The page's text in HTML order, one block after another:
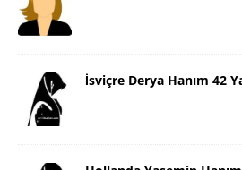
İsviçre Derya Hanım 42